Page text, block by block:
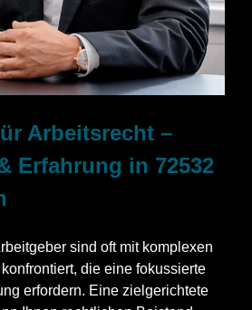
Arbeitsrecht –
Erfahrung in 72532
sind oft mit komplexen
die eine fokussierte
erfordern. Eine zielgerichtete